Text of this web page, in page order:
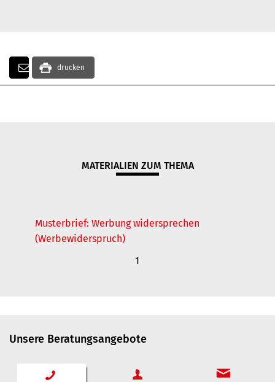
drucken
MATERIALIEN ZUM THEMA
Musterbrief: Werbung widersprechen
(Werbewiderspruch)
1
Unsere Beratungsangebote